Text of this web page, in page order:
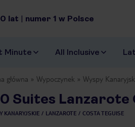
lat | numer 1 w Polsce
Minute All Inclusive
główna Wypoczynek Wyspy
Suites Lanzarote
KANARYJSKIE LANZAROTE COSTA TEGUISE